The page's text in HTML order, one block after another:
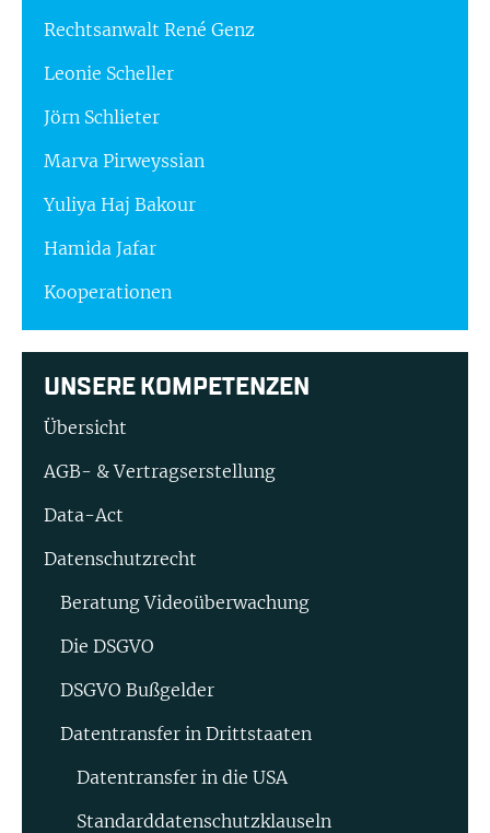
Rechtsanwalt René Genz
Leonie Scheller
Jörn Schlieter
Marva Pirweyssian
Yuliya Haj Bakour
Hamida Jafar
Kooperationen
UNSERE KOMPETENZEN
Übersicht
AGB- & Vertragserstellung
Data-Act
Datenschutzrecht
Beratung Video­überwachung
Die DSGVO
DSGVO Bußgelder
Datentransfer in Drittstaaten
Datentransfer in die USA
Standard­datenschutz­klauseln